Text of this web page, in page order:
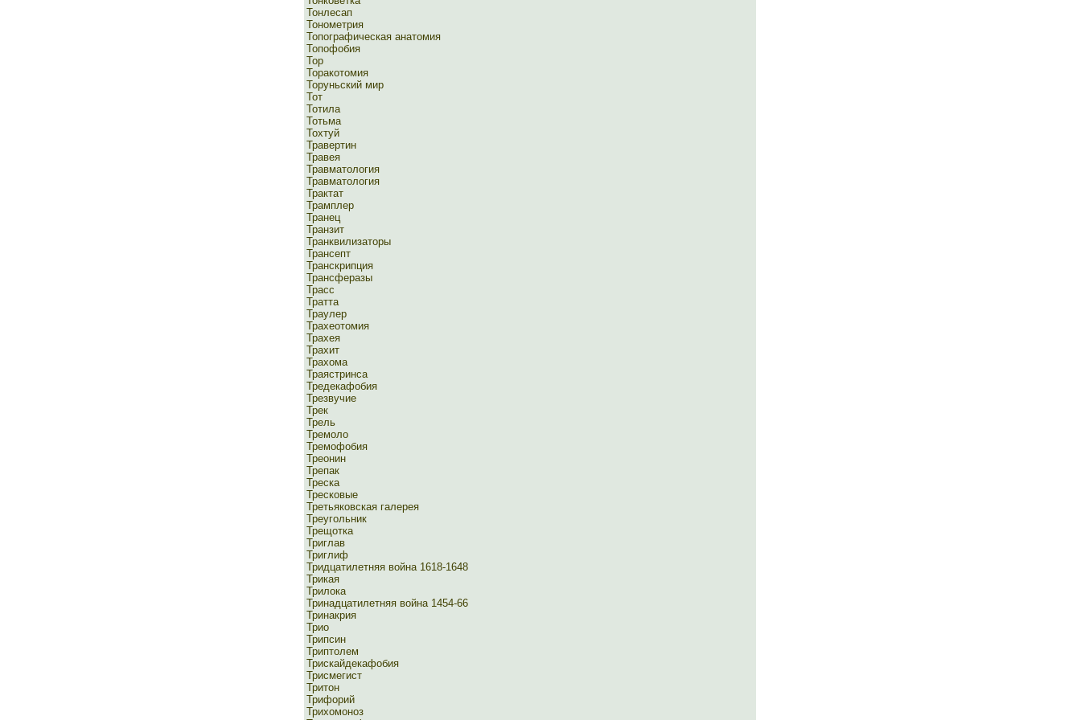
Тонлесап
Тонометрия
Топографическая анатомия
Топофобия
Тор
Торакотомия
Торуньский мир
Тот
Тотила
Тотьма
Тохтуй
Травертин
Травея
Травматология
Травматология
Трактат
Трамплер
Транец
Транзит
Транквилизаторы
Трансепт
Транскрипция
Трансферазы
Трасс
Тратта
Траулер
Трахеотомия
Трахея
Трахит
Трахома
Траястринса
Тредекафобия
Трезвучие
Трек
Трель
Тремоло
Тремофобия
Треонин
Трепак
Треска
Тресковые
Третьяковская галерея
Треугольник
Трещотка
Триглав
Триглиф
Тридцатилетняя война 1618-1648
Трикая
Трилока
Тринадцатилетняя война 1454-66
Тринакрия
Трио
Трипсин
Триптолем
Трискайдекафобия
Трисмегист
Тритон
Трифорий
Трихомоноз